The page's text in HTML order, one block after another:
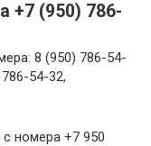
+7 (950) 786-
8 (950) 786-54-
54-32,
номера +7 950